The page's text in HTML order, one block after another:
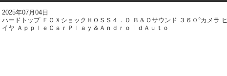
2025年07月04日
ハードトップ ＦＯＸショックＨＯＳＳ４．０ Ｂ＆Ｏサウンド ３６０°カメラ
イヤ ＡｐｐｌｅＣａｒＰｌａｙ＆ＡｎｄｒｏｉｄＡｕｔｏ